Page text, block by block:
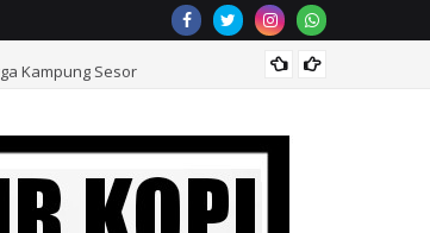
Kampung Sesor